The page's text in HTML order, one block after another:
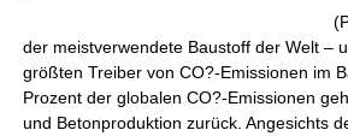
der meistverwendete Baustoff der Welt –
größten Treiber von CO?-Emissionen im
Prozent der globalen CO?-Emissionen
und Betonproduktion zurück. Angesichts